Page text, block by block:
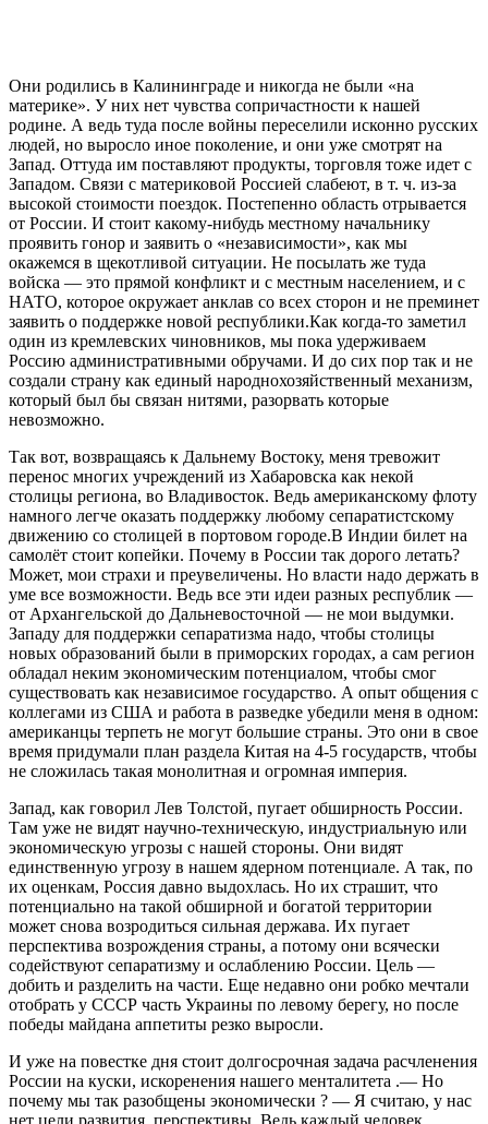
Они родились в Калининграде и никогда не были «на
материке». У них нет чувства сопричастности к нашей
родине. А ведь туда после войны переселили исконно русских
людей, но выросло иное поколение, и они уже смотрят на
Запад. Оттуда им поставляют продукты, торговля тоже идет с
Западом. Связи с материковой Россией слабеют, в т. ч. из-за
высокой стоимости поездок. Постепенно область отрывается
от России. И стоит какому-нибудь местному начальнику
проявить гонор и заявить о «независимости», как мы
окажемся в щекотливой ситуации. Не посылать же туда
войска — это прямой конфликт и с местным населением, и с
НАТО, которое окружает анклав со всех сторон и не преминет
заявить о поддержке новой республики.Как когда-то заметил
один из кремлевских чиновников, мы пока удерживаем
Россию административными обручами. И до сих пор так и не
создали страну как единый народнохозяйственный механизм,
который был бы связан нитями, разорвать которые
невозможно.
Так вот, возвращаясь к Дальнему Востоку, меня тревожит
перенос многих учреждений из Хабаровска как некой
столицы региона, во Владивосток. Ведь американскому флоту
намного легче оказать поддержку любому сепаратистскому
движению со столицей в портовом городе.В Индии билет на
самолёт стоит копейки. Почему в России так дорого летать?
Может, мои страхи и преувеличены. Но власти надо держать в
уме все возможности. Ведь все эти идеи разных республик —
от Архангельской до Дальневосточной — не мои выдумки.
Западу для поддержки сепаратизма надо, чтобы столицы
новых образований были в приморских городах, а сам регион
обладал неким экономическим потенциалом, чтобы смог
существовать как независимое государство. А опыт общения с
коллегами из США и работа в разведке убедили меня в одном:
американцы терпеть не могут большие страны. Это они в свое
время придумали план раздела Китая на 4-5 государств, чтобы
не сложилась такая монолитная и огромная империя.
Запад, как говорил Лев Толстой, пугает обширность России.
Там уже не видят научно-техническую, индустриальную или
экономическую угрозы с нашей стороны. Они видят
единственную угрозу в нашем ядерном потенциале. А так, по
их оценкам, Россия давно выдохлась. Но их страшит, что
потенциально на такой обширной и богатой территории
может снова возродиться сильная держава. Их пугает
перспектива возрождения страны, а потому они всячески
содействуют сепаратизму и ослаблению России. Цель —
добить и разделить на части. Еще недавно они робко мечтали
отобрать у СССР часть Украины по левому берегу, но после
победы майдана аппетиты резко выросли.
И уже на повестке дня стоит долгосрочная задача расчленения
России на куски, искоренения нашего менталитета .— Но
почему мы так разобщены экономически ? — Я считаю, у нас
нет цели развития, перспективы. Ведь каждый человек,